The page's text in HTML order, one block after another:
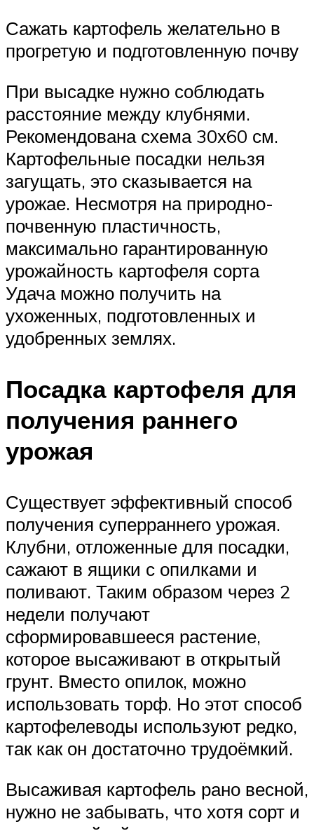
Сажать картофель желательно в
прогретую и подготовленную почву
При высадке нужно соблюдать
расстояние между клубнями.
Рекомендована схема 30х60 см.
Картофельные посадки нельзя
загущать, это сказывается на
урожае. Несмотря на природно-
почвенную пластичность,
максимально гарантированную
урожайность картофеля сорта
Удача можно получить на
ухоженных, подготовленных и
удобренных землях.
Посадка картофеля для
получения раннего
урожая
Существует эффективный способ
получения суперраннего урожая.
Клубни, отложенные для посадки,
сажают в ящики с опилками и
поливают. Таким образом через 2
недели получают
сформировавшееся растение,
которое высаживают в открытый
грунт. Вместо опилок, можно
использовать торф. Но этот способ
картофелеводы используют редко,
так как он достаточно трудоёмкий.
Высаживая картофель рано весной,
нужно не забывать, что хотя сорт и